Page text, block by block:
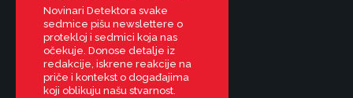
Novinari Detektora svake
sedmice pišu newslettere o
protekloj i sedmici koja nas
očekuje. Donose detalje iz
redakcije, iskrene reakcije na
priče i kontekst o događajima
koji oblikuju našu stvarnost.